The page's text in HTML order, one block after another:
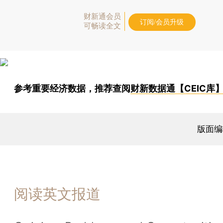
财新通会员
可畅读全文
订阅/会员升级
参考重要经济数据，推荐查阅财新数据通【CEIC库】
版面
阅读英文报道